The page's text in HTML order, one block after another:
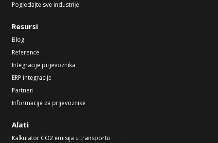
Pogledajte sve industrije
Resursi
Blog
Reference
Integracije prijevoznika
ERP integracije
Partneri
Informacije za prijevoznike
Alati
Kalkulator CO2 emisija u transportu